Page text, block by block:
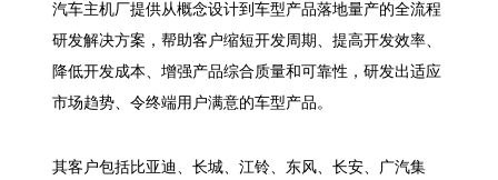
汽车主机厂提供从概念设计到车型产品落地量产的全流程
研发解决方案，帮助客户缩短开发周期、提高开发效率、
降低开发成本、增强产品综合质量和可靠性，研发出适应
市场趋势、令终端用户满意的车型产品。
其客户包括比亚迪、长城、江铃、东风、长安、广汽集